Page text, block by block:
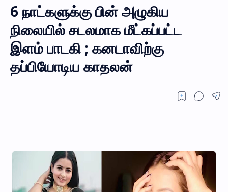
6 நாட்களுக்கு பின் அழுகிய
நிலையில் சடலமாக மீட்கப்பட்ட
இளம் பாடகி ; கனடாவிற்கு
தப்பியோடிய காதலன்